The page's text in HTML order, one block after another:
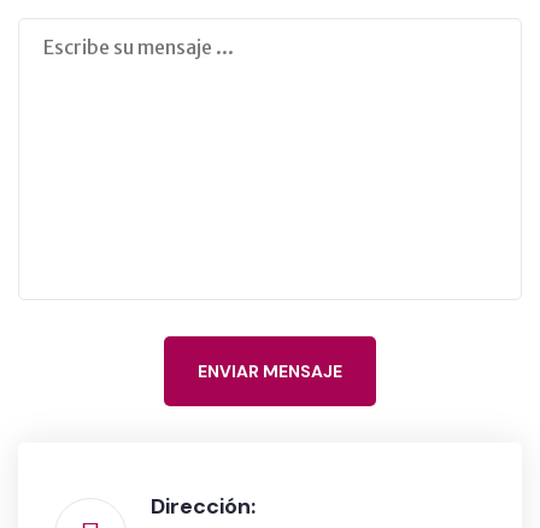
ENVIAR MENSAJE
Dirección: